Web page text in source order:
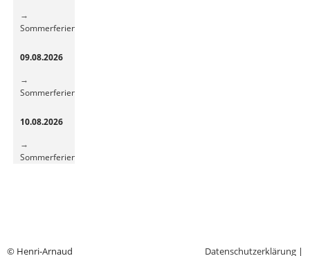
Sommerferien
09.08.2026
Sommerferien
10.08.2026
Sommerferien
© Henri-Arnaud Datenschutzerklärung |